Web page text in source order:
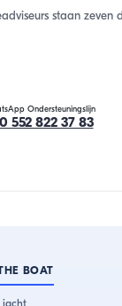
staan zeven
Ondersteuningslijn
552 822 37 83
BOAT